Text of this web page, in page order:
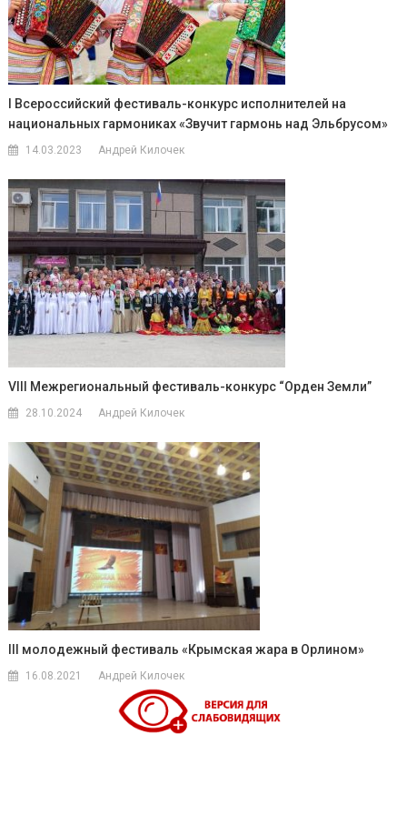
I Всероссийский фестиваль-конкурс исполнителей на
национальных гармониках «Звучит гармонь над Эльбрусом»
14.03.2023 Андрей Килочек
VIII Межрегиональный фестиваль-конкурс “Орден Земли”
28.10.2024 Андрей Килочек
III молодежный фестиваль «Крымская жара в Орлином»
16.08.2021 Андрей Килочек